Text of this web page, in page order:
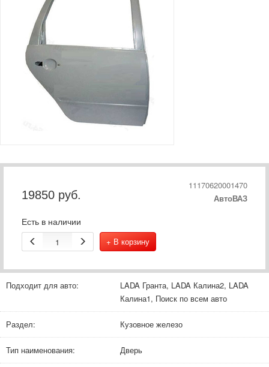
19850 руб.
11170620001470
АвтоВАЗ
Есть в наличии
+ В корзину
Подходит для авто:
LADA Гранта, LADA Калина2, LADA
Калина1, Поиск по всем авто
Раздел: Кузовное железо
Тип наименования: Дверь